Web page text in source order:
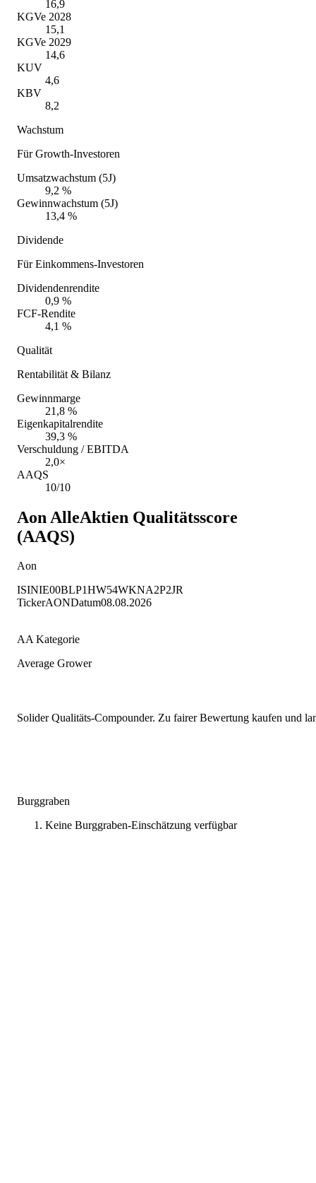
16,9
KGVe 2028
15,1
KGVe 2029
14,6
KUV
4,6
KBV
8,2
Wachstum
Für Growth-Investoren
Umsatzwachstum (5J)
9,2 %
Gewinnwachstum (5J)
13,4 %
Dividende
Für Einkommens-Investoren
Dividendenrendite
0,9 %
FCF-Rendite
4,1 %
Qualität
Rentabilität & Bilanz
Gewinnmarge
21,8 %
Eigenkapitalrendite
39,3 %
Verschuldung / EBITDA
2,0×
AAQS
10/10
Aon AlleAktien Qualitätsscore
(AAQS)
Aon
ISINIE00BLP1HW54WKNA2P2JR
TickerAONDatum08.08.2026
AA Kategorie
Average Grower
Solider Qualitäts-Compounder. Zu fairer Bewertung kaufen und
Burggraben
Keine Burggraben-Einschätzung verfügbar